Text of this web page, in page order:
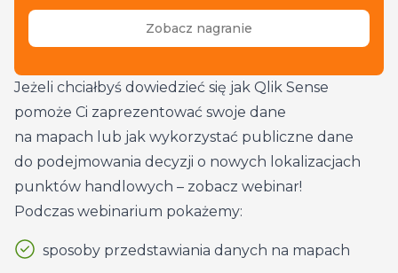
Data Wizards Sp. z o.o. z siedzibą w Warszawie, ul. Poloneza
93 (Administrator danych). Mogę cofnąć zgodę w każdym
Prywatności. Mam prawo dostępu do danych, sprostowania,
usunięcia lub ograniczenia przetwarzania, prawo
sprzeciwu, prawo wniesienia skargi do organu nadzorczego
lub przeniesienia danych.
Jeżeli chciałbyś dowiedzieć się jak Qlik Sense
pomoże Ci zaprezentować swoje dane
na mapach lub jak wykorzystać publiczne dane
do podejmowania decyzji o nowych lokalizacjach
punktów handlowych – zobacz webinar!
Podczas webinarium pokażemy:
sposoby przedstawiania danych na mapach